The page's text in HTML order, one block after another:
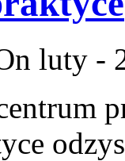
luty -